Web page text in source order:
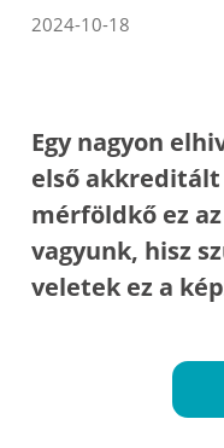
2024-10-18
Egy nagyon
első akkreditált
mérföldkő ez
vagyunk, hisz
veletek ez a